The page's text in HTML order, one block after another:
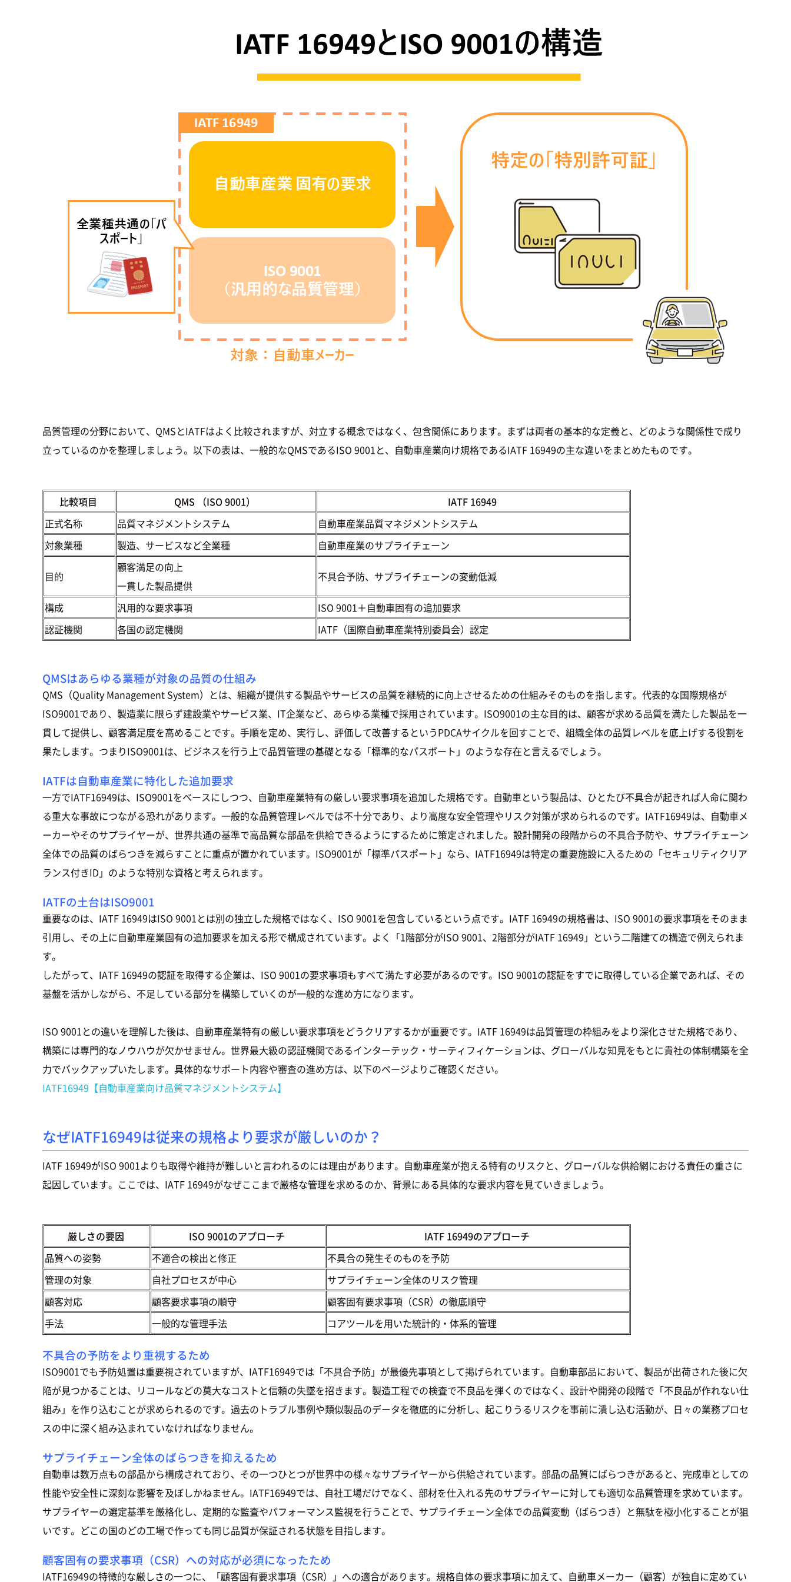
品質管理の分野において、QMSとIATFはよく比較されますが、対立する概念ではなく、包含関係にあります。まずは両者の基本的な定義と、どのような関係性で成り
立っているのかを整理しましょう。以下の表は、一般的なQMSであるISO 9001と、自動車産業向け規格であるIATF 16949の主な違いをまとめたものです。
比較項目 QMS （ISO 9001）
IATF 16949
正式名称
品質マネジメントシステム
自動車産業品質マネジメントシステム
対象業種
製造、サービスなど全業種 自動車産業のサプライチェーン
目的
顧客満足の向上
一貫した製品提供
不具合予防、サプライチェーンの変動低減
構成 汎用的な要求事項
ISO 9001＋自動車固有の追加要求
認証機関
各国の認定機関 IATF（国際自動車産業特別委員会）認定
QMSはあらゆる業種が対象の品質の仕組み
QMS（Quality Management System）とは、組織が提供する製品やサービスの品質を継続的に向上させるための仕組みそのものを指します。代表的な国際規格が
ISO9001であり、製造業に限らず建設業やサービス業、IT企業など、あらゆる業種で採用されています。ISO9001の主な目的は、顧客が求める品質を満たした製品を一
貫して提供し、顧客満足度を高めることです。手順を定め、実行し、評価して改善するというPDCAサイクルを回すことで、組織全体の品質レベルを底上げする役割を
果たします。つまりISO9001は、ビジネスを行う上で品質管理の基礎となる「標準的なパスポート」のような存在と言えるでしょう。
IATFは自動車産業に特化した追加要求
一方でIATF16949は、ISO9001をベースにしつつ、自動車産業特有の厳しい要求事項を追加した規格です。自動車という製品は、ひとたび不具合が起きれば人命に関わ
る重大な事故につながる恐れがあります。一般的な品質管理レベルでは不十分であり、より高度な安全管理やリスク対策が求められるのです。IATF16949は、自動車メ
ーカーやそのサプライヤーが、世界共通の基準で高品質な部品を供給できるようにするために策定されました。設計開発の段階からの不具合予防や、サプライチェーン
全体での品質のばらつきを減らすことに重点が置かれています。ISO9001が「標準パスポート」なら、IATF16949は特定の重要施設に入るための「セキュリティクリア
ランス付きID」のような特別な資格と考えられます。
IATFの土台はISO9001
重要なのは、IATF 16949はISO 9001とは別の独立した規格ではなく、ISO 9001を包含しているという点です。IATF 16949の規格書は、ISO 9001の要求事項をそのまま
引用し、その上に自動車産業固有の追加要求を加える形で構成されています。よく「1階部分がISO 9001、2階部分がIATF 16949」という二階建ての構造で例えられま
す。
したがって、IATF 16949の認証を取得する企業は、ISO 9001の要求事項もすべて満たす必要があるのです。ISO 9001の認証をすでに取得している企業であれば、その
基盤を活かしながら、不足している部分を構築していくのが一般的な進め方になります。
ISO 9001との違いを理解した後は、自動車産業特有の厳しい要求事項をどうクリアするかが重要です。IATF 16949は品質管理の枠組みをより深化させた規格であり、
構築には専門的なノウハウが欠かせません。世界最大級の認証機関であるインターテック・サーティフィケーションは、グローバルな知見をもとに貴社の体制構築を全
力でバックアップいたします。具体的なサポート内容や審査の進め方は、以下のページよりご確認ください。
IATF16949【自動車産業向け品質マネジメントシステム】
なぜIATF16949は従来の規格より要求が厳しいのか？
IATF 16949がISO 9001よりも取得や維持が難しいと言われるのには理由があります。自動車産業が抱える特有のリスクと、グローバルな供給網における責任の重さに
起因しています。ここでは、IATF 16949がなぜここまで厳格な管理を求めるのか、背景にある具体的な要求内容を見ていきましょう。
厳しさの要因 ISO 9001のアプローチ
IATF 16949のアプローチ
品質への姿勢
不適合の検出と修正
不具合の発生そのものを予防
管理の対象
自社プロセスが中心
サプライチェーン全体のリスク管理
顧客対応
顧客要求事項の順守
顧客固有要求事項（CSR）の徹底順守
手法
一般的な管理手法 コアツールを用いた統計的・体系的管理
不具合の予防をより重視するため
ISO9001でも予防処置は重要視されていますが、IATF16949では「不具合予防」が最優先事項として掲げられています。自動車部品において、製品が出荷された後に欠
陥が見つかることは、リコールなどの莫大なコストと信頼の失墜を招きます。製造工程での検査で不良品を弾くのではなく、設計や開発の段階で「不良品が作れない仕
組み」を作り込むことが求められるのです。過去のトラブル事例や類似製品のデータを徹底的に分析し、起こりうるリスクを事前に潰し込む活動が、日々の業務プロセ
スの中に深く組み込まれていなければなりません。
サプライチェーン全体のばらつきを抑えるため
自動車は数万点もの部品から構成されており、その一つひとつが世界中の様々なサプライヤーから供給されています。部品の品質にばらつきがあると、完成車としての
性能や安全性に深刻な影響を及ぼしかねません。IATF16949では、自社工場だけでなく、部材を仕入れる先のサプライヤーに対しても適切な品質管理を求めています。
サプライヤーの選定基準を厳格化し、定期的な監査やパフォーマンス監視を行うことで、サプライチェーン全体での品質変動（ばらつき）と無駄を極小化することが狙
いです。どこの国のどの工場で作っても同じ品質が保証される状態を目指します。
顧客固有の要求事項（CSR）への対応が必須になったため
IATF16949の特徴的な厳しさの一つに、「顧客固有要求事項（CSR）」への適合があります。規格自体の要求事項に加えて、自動車メーカー（顧客）が独自に定めてい